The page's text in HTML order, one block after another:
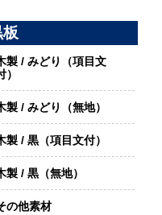
製 / みどり（項目文
）
製 / みどり（無地）
製 / 黒（項目文付）
製 / 黒（無地）
の他素材